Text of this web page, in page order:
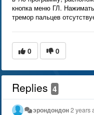
кнопка меню ГЛ.
тремор пальцев
0 0
Replies 4
эрондондон2 years